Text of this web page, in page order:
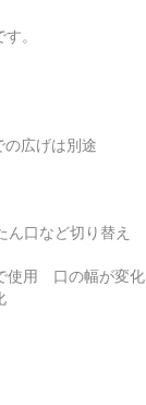
。
広げは別途
口など切り替え
用 口の幅が変化